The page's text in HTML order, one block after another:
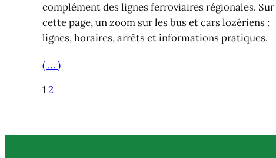
complément des lignes ferroviaires régionales. Sur
cette page, un zoom sur les bus et cars lozériens :
lignes, horaires, arrêts et informations pratiques.
( … )
12